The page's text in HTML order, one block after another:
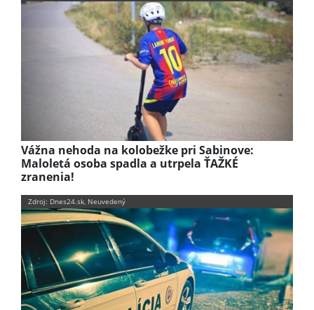
Vážna nehoda na kolobežke pri Sabinove:
Maloletá osoba spadla a utrpela ŤAŽKÉ
zranenia!
Zdroj: Dnes24.sk, Neuvedený